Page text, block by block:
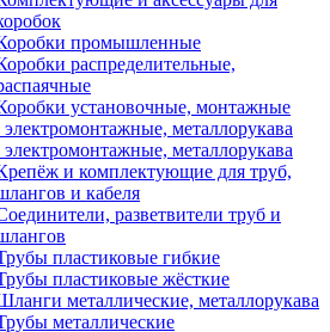
промышленные
распределительные,
установочные, монтажные
металлорукава
металлорукава
и комплектующие для труб,
и кабеля
разветвители труб и
пластиковые гибкие
пластиковые жёсткие
металлические, металлорукава
металлические